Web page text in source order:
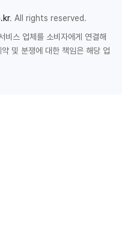
. All rights reserved.
비스 업체를 소비자에게 연결해
및 분쟁에 대한 책임은 해당 업